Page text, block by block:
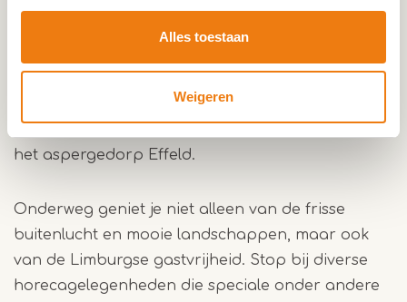
Alles toestaan
Weigeren
en zijn een geliefde delicatesse in beide landen.
landen te ervaren. Tijdens deze fietstocht kom je
het aspergedorp Effeld.
Onderweg geniet je niet alleen van de frisse
buitenlucht en mooie landschappen, maar ook
van de Limburgse gastvrijheid. Stop bij diverse
horecagelegenheden die speciale onder andere